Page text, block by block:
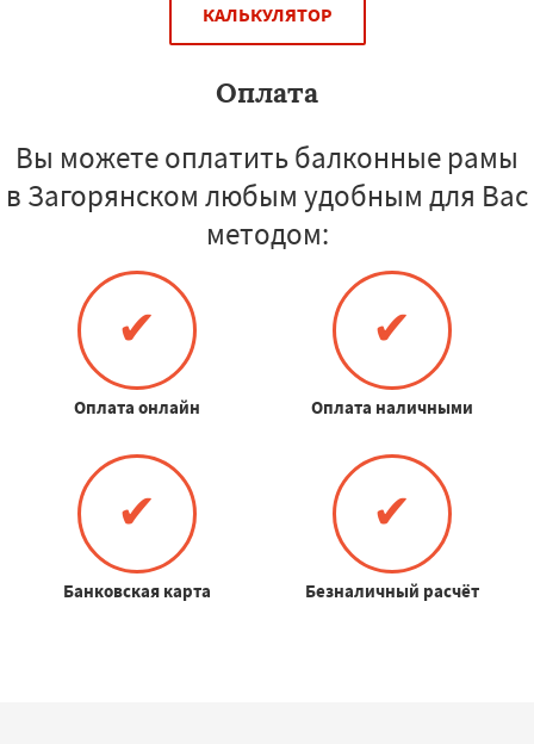
КАЛЬКУЛЯТОР
Оплата
Вы можете оплатить балконные рамы
в Загорянском любым удобным для Вас
методом:
✔
Оплата онлайн
✔
Оплата наличными
✔
Банковская карта
✔
Безналичный расчёт